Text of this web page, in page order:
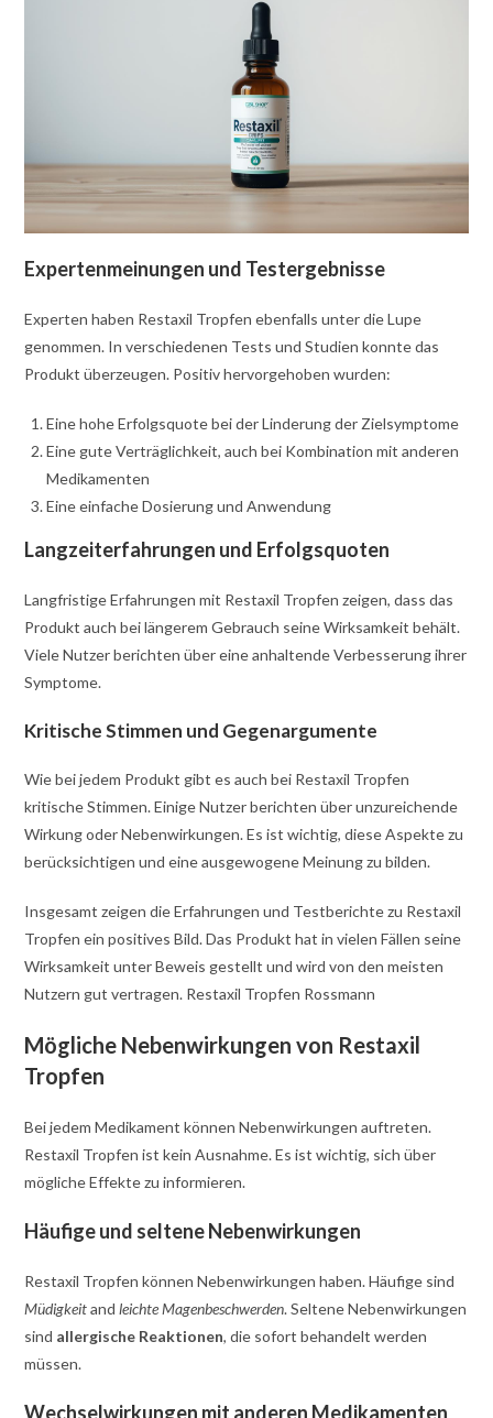
Expertenmeinungen und Testergebnisse
Experten haben Restaxil Tropfen ebenfalls unter die Lupe
genommen. In verschiedenen Tests und Studien konnte das
Produkt überzeugen. Positiv hervorgehoben wurden:
Eine hohe Erfolgsquote bei der Linderung der Zielsymptome
Eine gute Verträglichkeit, auch bei Kombination mit anderen
Medikamenten
Eine einfache Dosierung und Anwendung
Langzeiterfahrungen und Erfolgsquoten
Langfristige Erfahrungen mit Restaxil Tropfen zeigen, dass das
Produkt auch bei längerem Gebrauch seine Wirksamkeit behält.
Viele Nutzer berichten über eine anhaltende Verbesserung ihrer
Symptome.
Kritische Stimmen und Gegenargumente
Wie bei jedem Produkt gibt es auch bei Restaxil Tropfen
kritische Stimmen. Einige Nutzer berichten über unzureichende
Wirkung oder Nebenwirkungen. Es ist wichtig, diese Aspekte zu
berücksichtigen und eine ausgewogene Meinung zu bilden.
Insgesamt zeigen die Erfahrungen und Testberichte zu Restaxil
Tropfen ein positives Bild. Das Produkt hat in vielen Fällen seine
Wirksamkeit unter Beweis gestellt und wird von den meisten
Nutzern gut vertragen. Restaxil Tropfen Rossmann
Mögliche Nebenwirkungen von Restaxil
Tropfen
Bei jedem Medikament können Nebenwirkungen auftreten.
Restaxil Tropfen ist kein Ausnahme. Es ist wichtig, sich über
mögliche Effekte zu informieren.
Häufige und seltene Nebenwirkungen
Restaxil Tropfen können Nebenwirkungen haben. Häufige sind
Müdigkeitandleichte Magenbeschwerden. Seltene Nebenwirkungen
sind allergische Reaktionen, die sofort behandelt werden
müssen.
Wechselwirkungen mit anderen Medikamenten